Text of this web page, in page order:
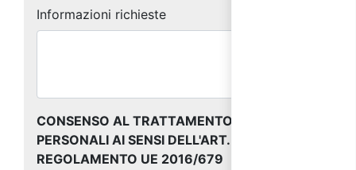
Informazioni richieste
CONSENSO AL TRATTAMENTO DEI DATI
PERSONALI AI SENSI DELL'ART. 13 DEL
REGOLAMENTO UE 2016/679